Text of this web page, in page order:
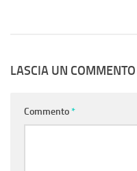
LASCIA UN COMMENTO
Commento*